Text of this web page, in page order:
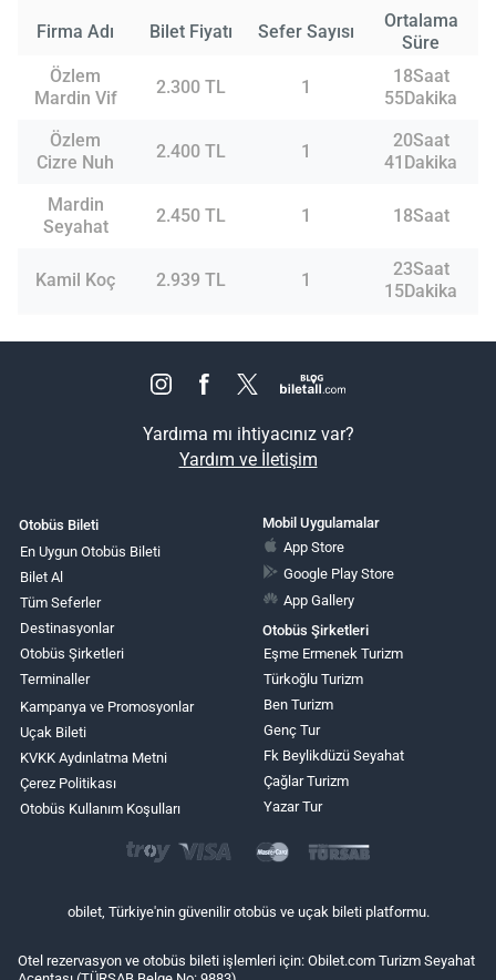
Firma Adı Bilet Fiyatı Sefer Sayısı
Ortalama
Süre
Özlem
Mardin Vif
2.300 TL 1
18Saat
55Dakika
Özlem
Cizre Nuh
2.400 TL 1
20Saat
41Dakika
Mardin
Seyahat
2.450 TL 1 18Saat
Kamil Koç 2.939 TL 1
23Saat
15Dakika
Yardıma mı ihtiyacınız var?
Yardım ve İletişim
Otobüs Bileti
En Uygun Otobüs Bileti
Bilet Al
Tüm Seferler
Destinasyonlar
Otobüs Şirketleri
Terminaller
Kampanya ve Promosyonlar
Uçak Bileti
KVKK Aydınlatma Metni
Çerez Politikası
Otobüs Kullanım Koşulları
Mobil Uygulamalar
App Store
Google Play Store
App Gallery
Otobüs Şirketleri
Eşme Ermenek Turizm
Türkoğlu Turizm
Ben Turizm
Genç Tur
Fk Beylikdüzü Seyahat
Çağlar Turizm
Yazar Tur
obilet, Türkiye'nin güvenilir otobüs ve uçak bileti platformu.
Otel rezervasyon ve otobüs bileti işlemleri için: Obilet.com Turizm Seyahat